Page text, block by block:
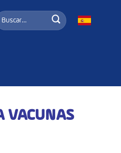
VACUNAS